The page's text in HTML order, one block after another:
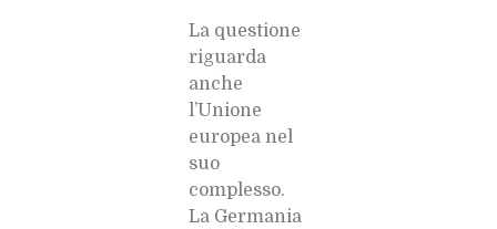
La questione
riguarda
anche
l’Unione
europea nel
suo
complesso.
La Germania